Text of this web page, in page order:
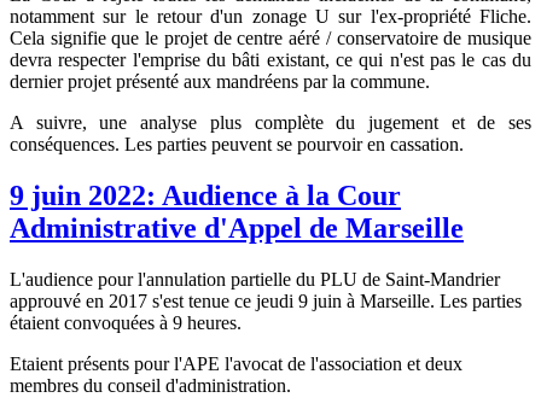
notamment sur le retour d'un zonage U sur l'ex-propriété Fliche.
Cela signifie que le projet de centre aéré / conservatoire de musique
devra respecter l'emprise du bâti existant, ce qui n'est pas le cas du
dernier projet présenté aux mandréens par la commune.
A suivre, une analyse plus complète du jugement et de ses
conséquences. Les parties peuvent se pourvoir en cassation.
9 juin 2022: Audience à la Cour
Administrative d'Appel de Marseille
L'audience pour l'annulation partielle du PLU de Saint-Mandrier
approuvé en 2017 s'est tenue ce jeudi 9 juin à Marseille. Les parties
étaient convoquées à 9 heures.
Etaient présents pour l'APE l'avocat de l'association et deux
membres du conseil d'administration.